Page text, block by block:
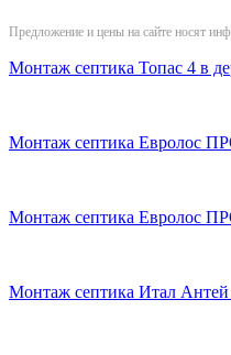
Предложение и цены на сайте носят
Монтаж септика Топас 4 в
Монтаж септика Евролос
Монтаж септика Евролос
Монтаж септика Итал Антей